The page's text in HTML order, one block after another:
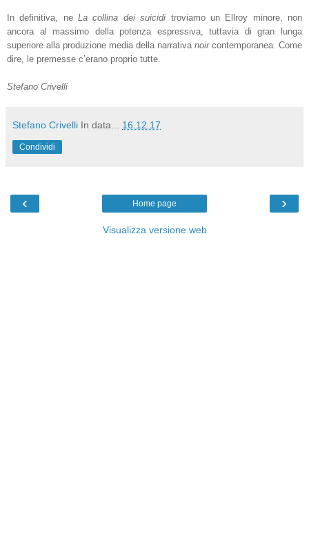
In definitiva, neLa collina dei suicidi troviamo un Ellroy minore, non
ancora al massimo della potenza espressiva, tuttavia di gran lunga
superiore alla produzione media della narrativa noircontemporanea. Come
dire, le premesse c’erano proprio tutte.
Stefano Crivelli
Stefano Crivelli In data... 16.12.17
Condividi
‹ ›
Home page
Visualizza versione web